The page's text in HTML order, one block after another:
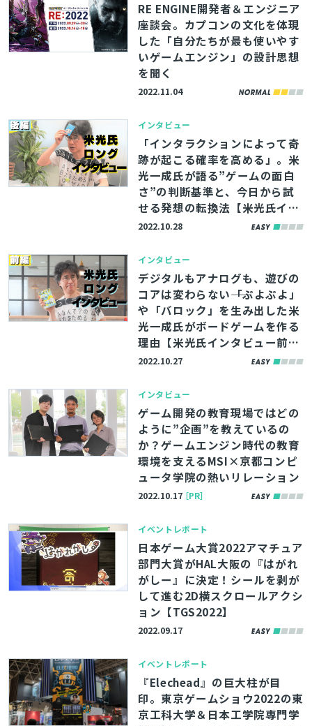
RE ENGINE開発者＆エンジニア
座談会。カプコンの文化を体現
した「自分たちが最も使いやす
いゲームエンジン」の設計思想
を聞く
2022.11.04
インタビュー
「インタラクションによって奇
跡が起こる確率を高める」。米
光一成氏が語る”ゲームの面白
さ”の判断基準と、今日から試
せる発想の転換法【米光氏イン
タビュー後編】
2022.10.28
インタビュー
デジタルもアナログも、遊びの
コアは変わらない――「ぷよぷよ」
や「バロック」を生み出した米
光一成氏がボードゲームを作る
理由【米光氏インタビュー前
編】
2022.10.27
インタビュー
ゲーム開発の教育現場ではどの
ように”企画”を教えているの
か？ゲームエンジン時代の教育
環境を支えるMSI×京都コンピ
ュータ学院の熱いリレーション
2022.10.17［PR］
イベントレポート
日本ゲーム大賞2022アマチュア
部門大賞がHAL大阪の『はがれ
がしー』に決定！シールを剥が
して進む2D横スクロールアクシ
ョン【TGS2022】
2022.09.17
イベントレポート
『Elechead』の巨大柱が目
印。東京ゲームショウ2022の東
京工科大学＆日本工学院専門学